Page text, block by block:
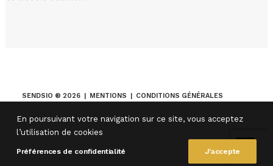
SENDSIO ® 2026 | MENTIONS | CONDITIONS GÉNÉRALES
MOVIIU
En poursuivant votre navigation sur ce site, vous acceptez
l’utilisation de cookies
Préférences de confidentialité J'accepte